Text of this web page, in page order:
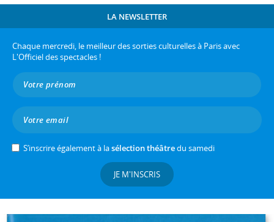
LA NEWSLETTER
Chaque mercredi, le meilleur des sorties culturelles à Paris avec
L'Officiel des spectacles !
S’inscrire également à lasélection théâtredu samedi
JE M'INSCRIS